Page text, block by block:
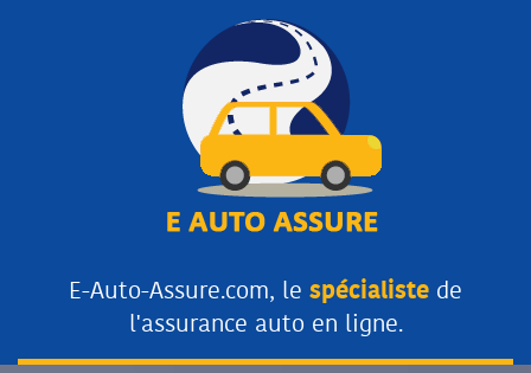
E-Auto-Assure.com, le spécialiste de
l'assurance auto en ligne.